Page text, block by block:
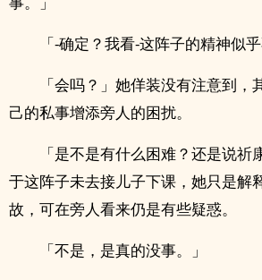
「-确定？我看-这阵子的精神似
「会吗？」她佯装没有注意到，
己的私事增添旁人的困扰。
「是不是有什么困难？还是说
于这阵子未去接儿子下课，她只是解
故，可在旁人看来仍是有些疑惑。
「不是，是真的没事。」